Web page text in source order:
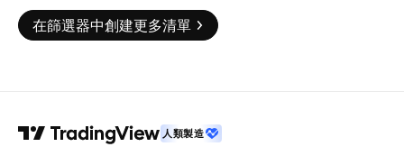
在篩選器中創建更多清單
人類製造